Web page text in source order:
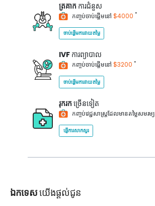
ត្រគាក ការជំនួស
កញ្ចប់ចាប់ផ្តើមនៅ $4000 *
ចាប់ផ្តើមការវាយតម្លៃ
IVF ការព្យាបាល
កញ្ចប់ចាប់ផ្តើមនៅ $3200 *
ចាប់ផ្តើមការវាយតម្លៃ
រុករក ច្រើនទៀត
កញ្ចប់វេជ្ជសាស្ត្រដែលមានតម្លៃសមរម្យ
ផ្ញើការសាកសួរ
ឯកទេសយើងផ្តល់ជូន